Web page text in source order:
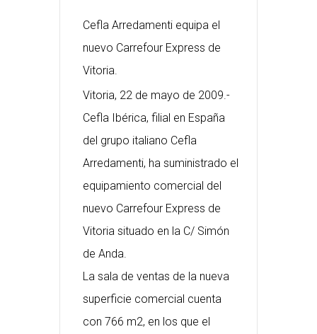
Cefla Arredamenti equipa el
nuevo Carrefour Express de
Vitoria.
Vitoria, 22 de mayo de 2009.-
Cefla Ibérica, filial en España
del grupo italiano Cefla
Arredamenti, ha suministrado el
equipamiento comercial del
nuevo Carrefour Express de
Vitoria situado en la C/ Simón
de Anda.
La sala de ventas de la nueva
superficie comercial cuenta
con 766 m2, en los que el